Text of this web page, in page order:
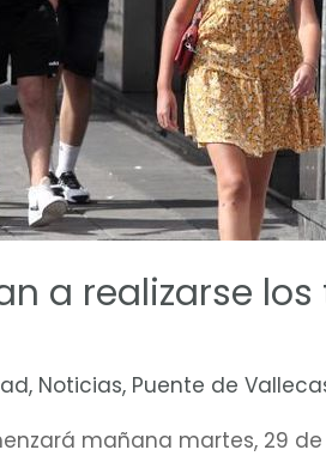
a realizarse
, Noticias, Puente de
mañana martes, 29